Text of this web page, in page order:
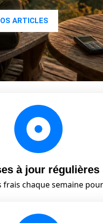
ARTICLES
à jour régulières
frais chaque semaine